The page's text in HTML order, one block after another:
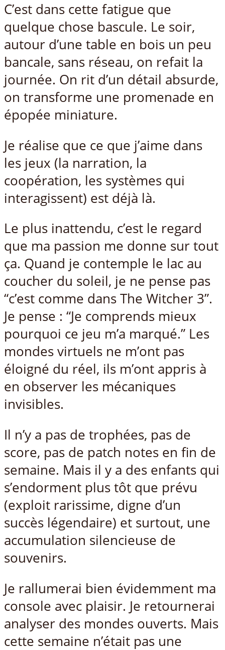
C’est dans cette fatigue que
quelque chose bascule. Le soir,
autour d’une table en bois un peu
bancale, sans réseau, on refait la
journée. On rit d’un détail absurde,
on transforme une promenade en
épopée miniature.
Je réalise que ce que j’aime dans
les jeux (la narration, la
coopération, les systèmes qui
interagissent) est déjà là.
Le plus inattendu, c’est le regard
que ma passion me donne sur tout
ça. Quand je contemple le lac au
coucher du soleil, je ne pense pas
“c’est comme dans The Witcher 3”.
Je pense : “Je comprends mieux
pourquoi ce jeu m’a marqué.” Les
mondes virtuels ne m’ont pas
éloigné du réel, ils m’ont appris à
en observer les mécaniques
invisibles.
Il n’y a pas de trophées, pas de
score, pas de patch notes en fin de
semaine. Mais il y a des enfants qui
s’endorment plus tôt que prévu
(exploit rarissime, digne d’un
succès légendaire) et surtout, une
accumulation silencieuse de
souvenirs.
Je rallumerai bien évidemment ma
console avec plaisir. Je retournerai
analyser des mondes ouverts. Mais
cette semaine n’était pas une